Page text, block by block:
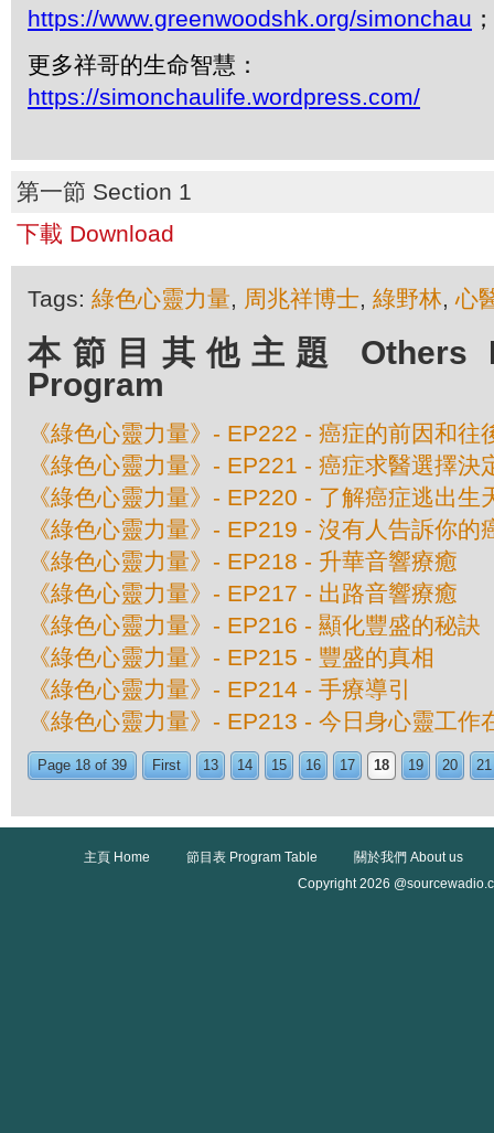
https://www.greenwoodshk.org/simonchau
更多祥哥的生命智慧：
https://simonchaulife.wordpress.com/
第一節 Section 1
下載 Download
Tags: 綠色心靈力量, 周兆祥博士, 綠野林,心
本節目其他主題 Others
Program
《綠色心靈力量》- EP222 - 癌症的前因和
《綠色心靈力量》- EP221 - 癌症求醫選擇
《綠色心靈力量》- EP220 - 了解癌症逃出生
《綠色心靈力量》- EP219 - 沒有人告訴你
《綠色心靈力量》- EP218 - 升華音響療癒
《綠色心靈力量》- EP217 - 出路音響療癒
《綠色心靈力量》- EP216 - 顯化豐盛的秘訣
《綠色心靈力量》- EP215 - 豐盛的真相
《綠色心靈力量》- EP214 - 手療導引
《綠色心靈力量》- EP213 - 今日身心靈工作
Page 18 of 39 First 13 14 15 16 17 18 19 20 21
主頁 Home 節目表 Program Table
關於我們 About us
Copyright 2026